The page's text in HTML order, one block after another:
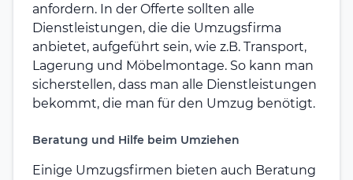
anfordern. In der Offerte sollten alle
Dienstleistungen, die die Umzugsfirma
anbietet, aufgeführt sein, wie z.B. Transport,
Lagerung und Möbelmontage. So kann man
sicherstellen, dass man alle Dienstleistungen
bekommt, die man für den Umzug benötigt.
Beratung und Hilfe beim Umziehen
Einige Umzugsfirmen bieten auch Beratung